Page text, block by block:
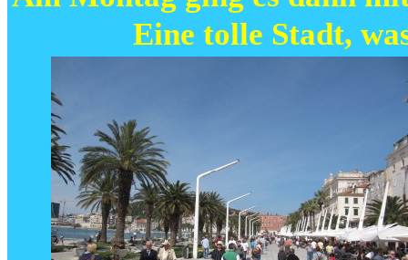
Eine tolle Stadt,